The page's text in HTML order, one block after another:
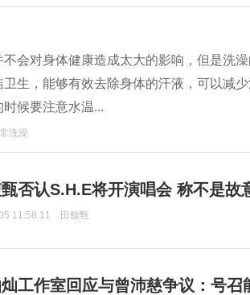
会对身体健康造成太大的影响，但是洗
生，能够有效去除身体的汗液，可以减
候要注意水温...
洗澡
甄否认S.H.E将开演唱会 称不是故
11:58:11 田馥甄
工作室回应与曾沛慈争议：号召